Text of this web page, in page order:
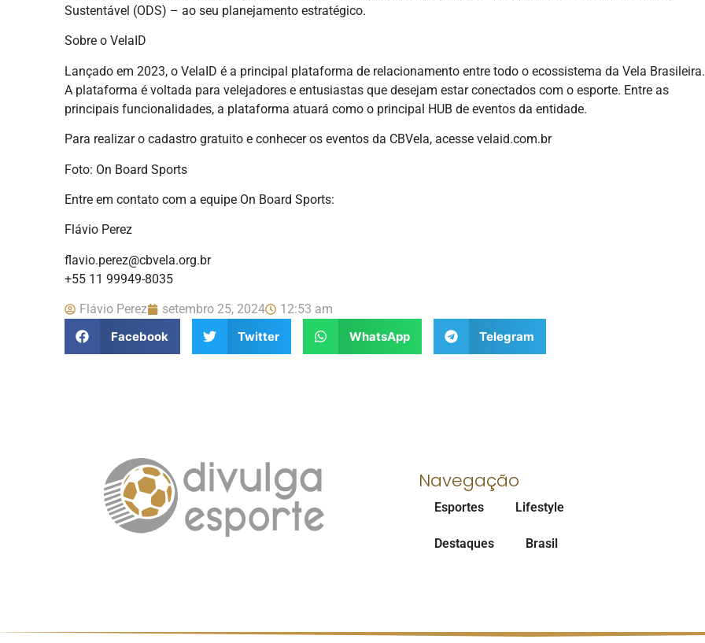
Sustentável (ODS) – ao seu planejamento estratégico.
Sobre o VelaID
Lançado em 2023, o VelaID é a principal plataforma de relacionamento entre todo o ecossistema da Vela Brasileira.
A plataforma é voltada para velejadores e entusiastas que desejam estar conectados com o esporte. Entre as
principais funcionalidades, a plataforma atuará como o principal HUB de eventos da entidade.
Para realizar o cadastro gratuito e conhecer os eventos da CBVela, acesse velaid.com.br
Foto: On Board Sports
Entre em contato com a equipe On Board Sports:
Flávio Perez
flavio.perez@cbvela.org.br
+55 11 99949-8035
Flávio Perez setembro 25, 2024
12:53 am
Facebook
Twitter WhatsApp Telegram
Navegação
Esportes Lifestyle
Destaques Brasil